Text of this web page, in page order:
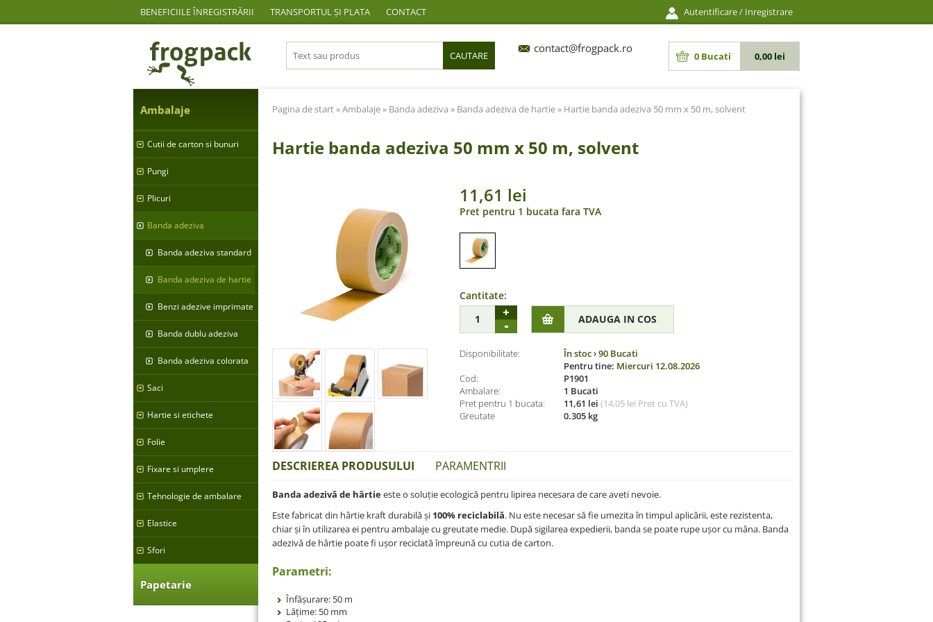
BENEFICIILE ÎNREGISTRĂRII TRANSPORTUL ȘI PLATA CONTACT Autentificare/ Inregistrare
CAUTARE
contact@frogpack.ro
0 Bucati 0,00 lei
Ambalaje
Cutii de carton si bunuri
Pungi
Plicuri
Banda adeziva
Banda adeziva standard
Banda adeziva de hartie
Benzi adezive imprimate
Banda dublu adeziva
Banda adeziva colorata
Saci
Hartie si etichete
Folie
Fixare si umplere
Tehnologie de ambalare
Elastice
Sfori
Papetarie
Pagina de start»Ambalaje» Banda adeziva » Banda adeziva de hartie» Hartie banda adeziva 50 mm x 50 m, solvent
Hartie banda adeziva 50 mm x 50 m, solvent
11,61 lei
Pret pentru 1 bucata fara TVA
Cantitate:
Disponibilitate: În stoc› 90 Bucati
Pentru tine: Miercuri 12.08.2026
Cod:
P1901
Ambalare:
1 Bucati
Pret pentru 1 bucata:
11,61 lei (14,05 lei Pret cu TVA)
Greutate
0.305 kg
DESCRIEREA PRODUSULUI PARAMENTRII
Banda adezivă de hârtieeste o soluție ecologică pentru lipirea necesara de care aveti nevoie.
Este fabricat din hârtie kraft durabilă și 100% reciclabilă. Nu este necesar să fie umezita în timpul aplicării, este rezistenta,
chiar și în utilizarea ei pentru ambalaje cu greutate medie. După sigilarea expedierii, banda se poate rupe ușor cu mâna. Banda
adezivă de hârtie poate fi ușor reciclată împreună cu cutia de carton.
Parametri:
Înfășurare: 50 m
Lățime: 50 mm